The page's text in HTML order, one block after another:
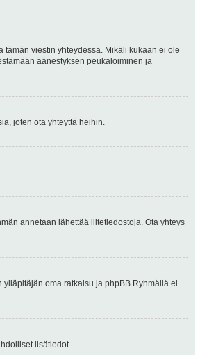
tämän viestin yhteydessä. Mikäli kukaan ei ole
äänestyksen peukaloiminen ja
joten ota yhteyttä heihin.
annetaan lähettää liitetiedostoja. Ota yhteys
oma ratkaisu ja phpBB Ryhmällä ei
lisätiedot.